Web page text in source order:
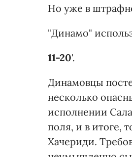
Но уже в
"Динамо"
11-20'.
Динамовцы
несколько
исполнении
поля, и в итоге,
Хачериди.